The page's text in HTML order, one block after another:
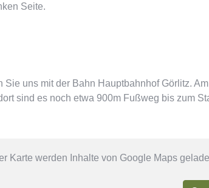
Seite.
Sie uns mit der Bahn Hauptbahnhof Görlitz.
sind es noch etwa 900m Fußweg bis zum
Karte werden Inhalte von Google Maps